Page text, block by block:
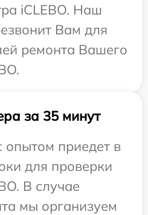
iCLEBO. Наш
Вам для
ремонта Вашего
за 35 минут
приедет в
для проверки
В случае
мы организуем